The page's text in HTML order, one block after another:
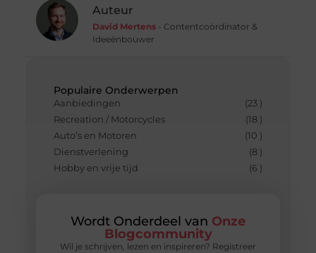
Populaire Onderwerpen
Aanbiedingen
(23 )
Recreation / Motorcycles
(18 )
Auto’s en Motoren
(10 )
Dienstverlening
(8 )
Hobby en vrije tijd
(6 )
Wordt Onderdeel van Onze
Blogcommunity
Wil je schrijven, lezen en inspireren? Registreer
Auteur
David Mertens- Contentcoördinator &
Ideeënbouwer